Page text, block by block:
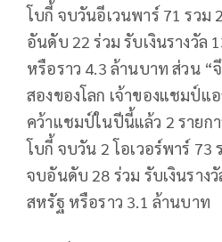
โบกี้ จบวันอีเวนพาร์ 71 รวม
อันดับ 22 ร่วม รับเงินรางวัล
หรือราว 4.3 ล้านบาท ส่วน “
สองของโลก เจ้าของแชมป์แ
คว้าแชมป์ในปีนี้แล้ว 2 รายกา
โบกี้ จบวัน 2 โอเวอร์พาร์ 73
จบอันดับ 28 ร่วม รับเงินราง
สหรัฐ หรือราว 3.1 ล้านบาท